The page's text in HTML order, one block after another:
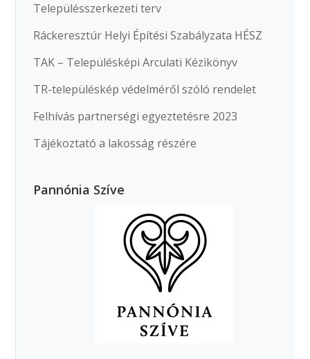
Településszerkezeti terv
Ráckeresztúr Helyi Építési Szabályzata HÉSZ
TAK – Településképi Arculati Kézikönyv
TR-településkép védelméről szóló rendelet
Felhívás partnerségi egyeztetésre 2023
Tájékoztató a lakosság részére
Pannónia Szíve